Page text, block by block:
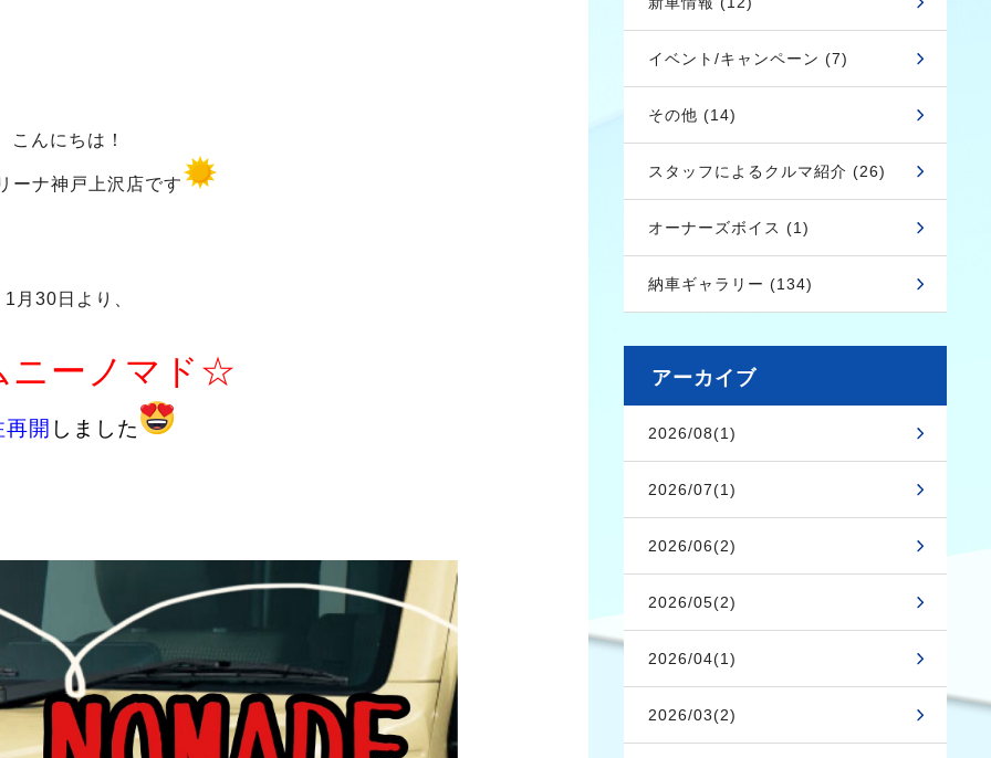
こんにちは！
ーナ神戸上沢店です
1月30日より、
ーノマド☆
再開 しました
イベント/キャンペーン (7)
その他 (14)
スタッフによるクルマ紹介 (26)
オーナーズボイス (1)
納車ギャラリー (134)
アーカイブ
2026/08(1)
2026/07(1)
2026/06(2)
2026/05(2)
2026/04(1)
2026/03(2)